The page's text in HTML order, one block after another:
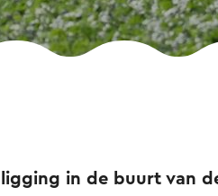
in de buurt van